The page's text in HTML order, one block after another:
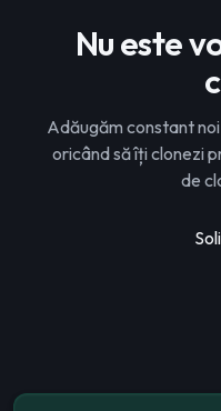
Nu este
Adăugăm constant
oricând să îți clonezi
de